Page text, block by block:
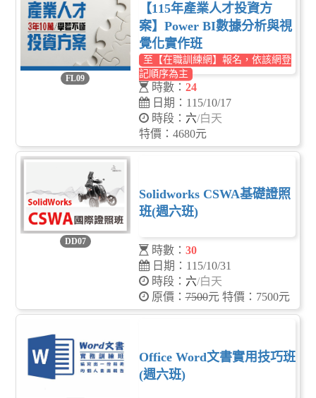
FL09
【115年產業人才投資方
案】Power BI數據分析與視
覺化實作班
至【在職訓練網】報名，依該網登
記順序為主
時數： 24
日期：115/10/17
時段： 六/白天
特價：4680元
DD07
Solidworks CSWA基礎證照
班(週六班)
時數： 30
日期：115/10/31
時段： 六/白天
原價：7500元 特價：7500元
Office Word文書實用技巧班
(週六班)